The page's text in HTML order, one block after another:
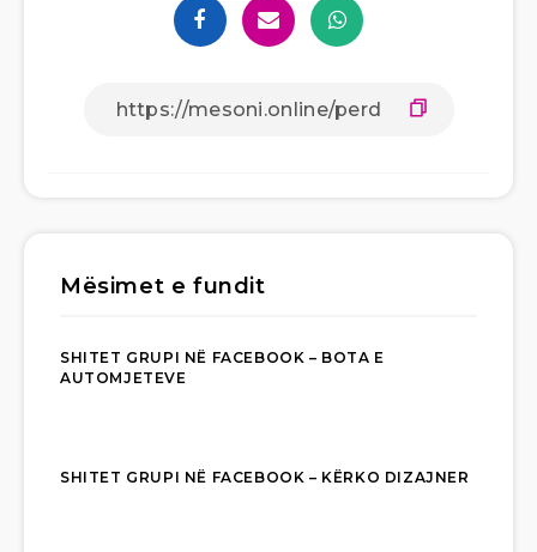
Mësimet e fundit
SHITET GRUPI NË FACEBOOK – BOTA E
AUTOMJETEVE
SHITET GRUPI NË FACEBOOK – KËRKO DIZAJNER